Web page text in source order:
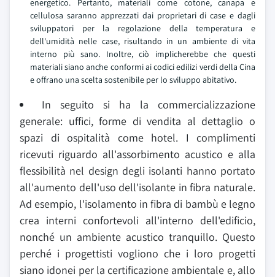
energetico. Pertanto, materiali come cotone, canapa e
cellulosa saranno apprezzati dai proprietari di case e dagli
sviluppatori per la regolazione della temperatura e
dell'umidità nelle case, risultando in un ambiente di vita
interno più sano. Inoltre, ciò implicherebbe che questi
materiali siano anche conformi ai codici edilizi verdi della Cina
e offrano una scelta sostenibile per lo sviluppo abitativo.
In seguito si ha la commercializzazione
generale: uffici, forme di vendita al dettaglio o
spazi di ospitalità come hotel. I complimenti
ricevuti riguardo all'assorbimento acustico e alla
flessibilità nel design degli isolanti hanno portato
all'aumento dell'uso dell'isolante in fibra naturale.
Ad esempio, l'isolamento in fibra di bambù e legno
crea interni confortevoli all'interno dell'edificio,
nonché un ambiente acustico tranquillo. Questo
perché i progettisti vogliono che i loro progetti
siano idonei per la certificazione ambientale e, allo